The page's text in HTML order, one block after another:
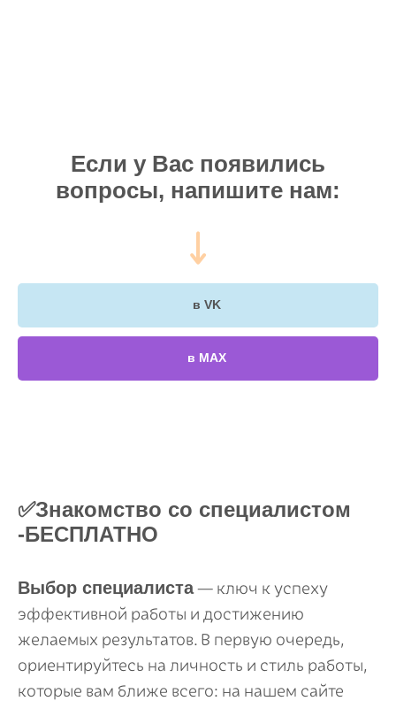
Если у Вас появились
вопросы, напишите нам:
в VK
в МАХ
✅Знакомство со специалистом
-БЕСПЛАТНО
Выбор специалиста— ключ к успеху
эффективной работы и достижению
желаемых результатов. В первую очередь,
ориентируйтесь на личность и стиль работы,
которые вам ближе всего: на нашем сайте